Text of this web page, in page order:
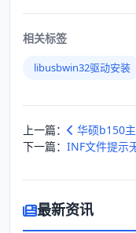
相关标签
libusbwin32驱动安装
上一篇：
华硕b150
下一篇： INF文件提示
最新资讯